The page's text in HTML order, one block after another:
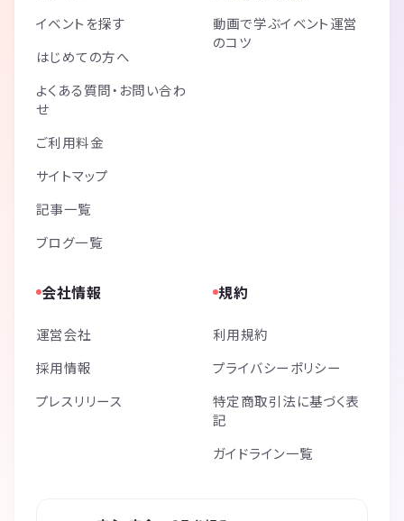
イベントを探す
はじめての方へ
よくある質問・お問い合わ
せ
ご利用料金
サイトマップ
記事一覧
ブログ一覧
動画で学ぶイベント運営
のコツ
会社情報
運営会社
採用情報
プレスリリース
規約
利用規約
プライバシーポリシー
特定商取引法に基づく表
記
ガイドライン一覧